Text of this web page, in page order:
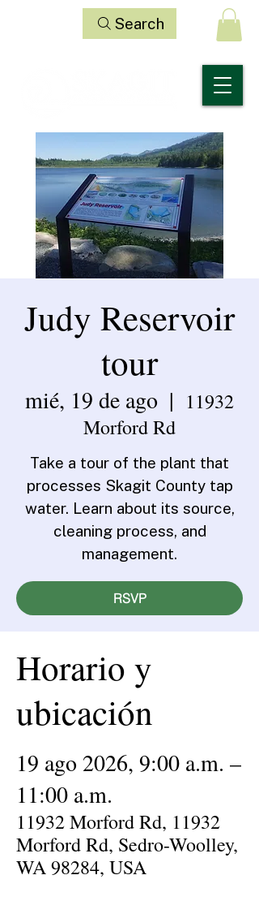
Search
Judy Reservoir
tour
mié, 19 de ago
  |
11932
Morford Rd
Take a tour of the plant that
processes Skagit County tap
water. Learn about its source,
cleaning process, and
management.
RSVP
Horario y
ubicación
19 ago 2026, 9:00 a.m. –
11:00 a.m.
11932 Morford Rd, 11932
Morford Rd, Sedro-Woolley,
WA 98284, USA